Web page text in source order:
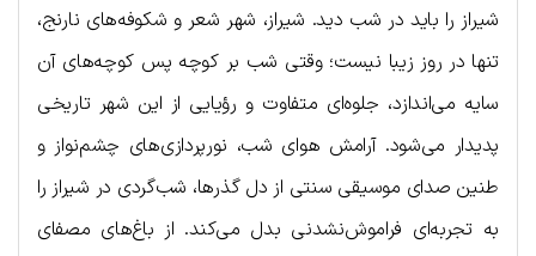
شیراز را باید در شب دید. شیراز، شهر شعر و شکوفه‌های نارنج،
تنها در روز زیبا نیست؛ وقتی شب بر کوچه‌ پس‌ کوچه‌های آن
سایه می‌اندازد، جلوه‌ای متفاوت و رؤیایی از این شهر تاریخی
پدیدار می‌شود. آرامش هوای شب، نورپردازی‌های چشم‌نواز و
طنین صدای موسیقی سنتی از دل گذرها، شب‌گردی در شیراز را
به تجربه‌ای فراموش‌نشدنی بدل می‌کند. از باغ‌های مصفای